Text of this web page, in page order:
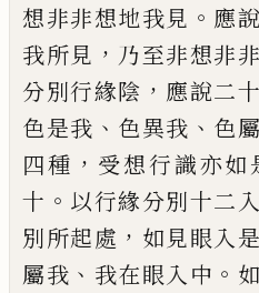
想非非想地我見 。 應
我所見 ， 乃至非想非非
分別行緣陰 ， 應說二十
色是我 、 色異我 、 色
四種 ， 受想行識亦如
十 。 以行緣分別十二入
別所起處 ， 如見眼入
屬我 、 我在眼入中 。